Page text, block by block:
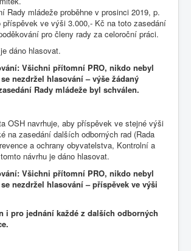
Rady mládeže proběhne v prosinci 2019, p.
příspěvek ve výši 3.000,- Kč na toto zasedání
pro členy rady za celoroční práci.
dáno hlasovat.
Všichni přítomní PRO, nikdo nebyl
nezdržel hlasování – výše žádaný
Rady mládeže byl schválen.
OSH navrhuje, aby příspěvek ve stejné výši
na zasedání dalších odborných rad (Rada
a ochrany obyvatelstva, Kontrolní a
návrhu je dáno hlasovat.
Všichni přítomní PRO, nikdo nebyl
nezdržel hlasování – příspěvek ve výši
i pro jednání každé z dalších odborných